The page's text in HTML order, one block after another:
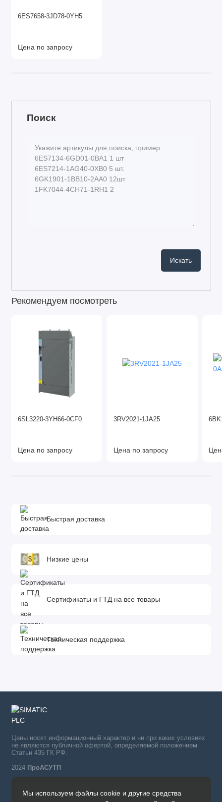
6ES7658-3JD78-0YH5
Цена по запросу
Поиск
Рекомендуем посмотреть
6SL3220-3YH66-0CF0
Цена по запросу
3RV2021-1JA25
Цена по запросу
Быстрая доставка
Низкие цены
Сертификаты и ГТД на все товары
Техническая поддержка
Мы используем файлы cookie и другие средства
Цены носят информационный характер и ни при каких условиях
не являются публичной офертой, определяемой положением
Статьи 435 ГК РФ.
2024 ПроАСУТП
Simatic в России тел.: